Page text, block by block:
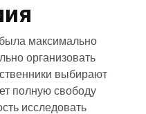
максимально
организовать
выбирают
полную свободу
исследовать